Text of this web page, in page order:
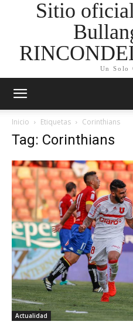
Sitio
Un Solo
Inicio Etiquetas Corinthians
Tag: Corinthians
Actualidad